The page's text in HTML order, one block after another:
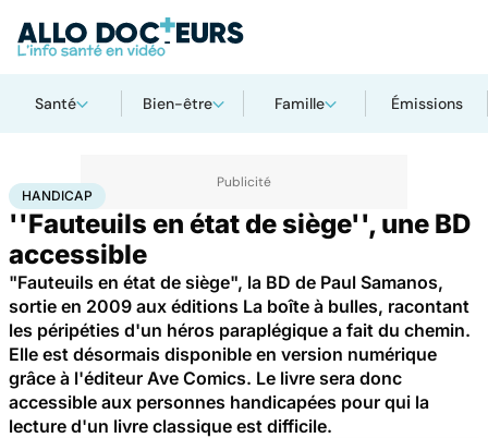
Santé Bien-être Famille Émissions
AccueilSanté Maladies
HANDICAP
''Fauteuils en état de siège'', une BD
accessible
"Fauteuils en état de siège", la BD de Paul Samanos,
sortie en 2009 aux éditions La boîte à bulles, racontant
les péripéties d'un héros paraplégique a fait du chemin.
Elle est désormais disponible en version numérique
grâce à l'éditeur Ave Comics. Le livre sera donc
accessible aux personnes handicapées pour qui la
lecture d'un livre classique est difficile.